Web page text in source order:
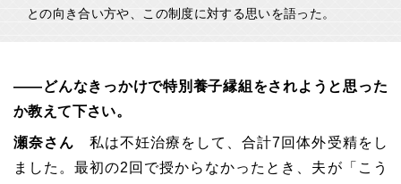
との向き合い方や、この制度に対する思いを語った。
――どんなきっかけで特別養子縁組をされようと思った
か教えて下さい。
瀬奈さん私は不妊治療をして、合計7回体外受精をし
ました。最初の2回で授からなかったとき、夫が「こう